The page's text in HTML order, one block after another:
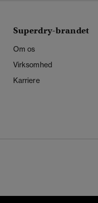
Superdry-brandet
Om os
Virksomhed
Karriere